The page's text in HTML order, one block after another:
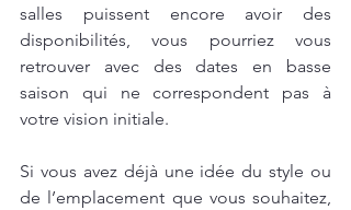
salles puissent encore avoir des
disponibilités, vous pourriez vous
retrouver avec des dates en basse
saison qui ne correspondent pas à
votre vision initiale.
Si vous avez déjà une idée du style ou
de l’emplacement que vous souhaitez,